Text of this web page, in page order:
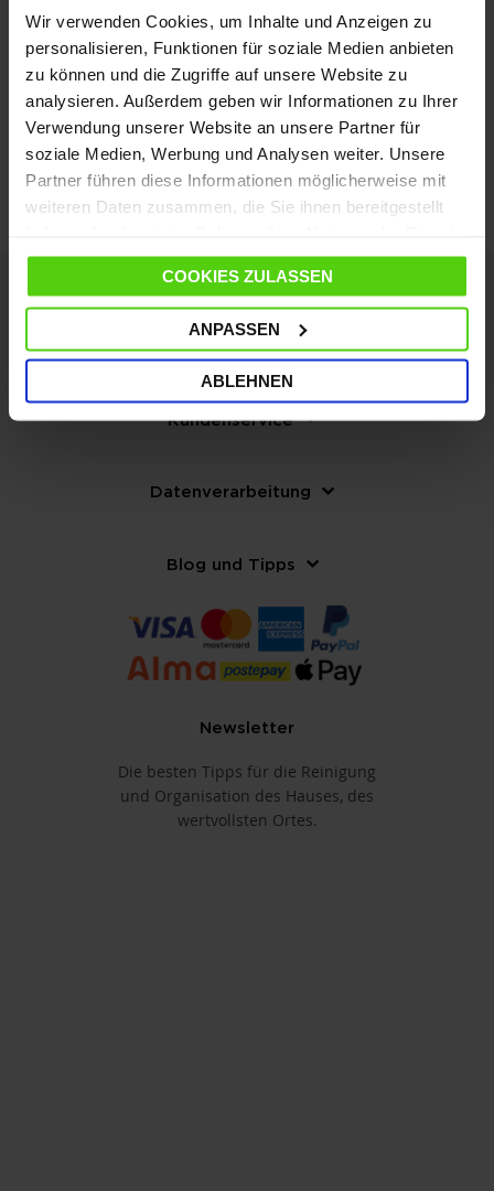
Wir verwenden Cookies, um Inhalte und Anzeigen zu
personalisieren, Funktionen für soziale Medien anbieten
zu können und die Zugriffe auf unsere Website zu
analysieren. Außerdem geben wir Informationen zu Ihrer
Verwendung unserer Website an unsere Partner für
soziale Medien, Werbung und Analysen weiter. Unsere
Partner führen diese Informationen möglicherweise mit
weiteren Daten zusammen, die Sie ihnen bereitgestellt
gesammelt haben.
COOKIES ZULASSEN
ANPASSEN
ABLEHNEN
SPEZIFIKATIONEN
WEITERE NÜTZLICHE INFORMATIONEN
Die Firma
Kundenservice
Datenverarbeitung
Blog und Tipps
Newsletter
Die besten Tipps für die Reinigung
und Organisation des Hauses, des
wertvollsten Ortes.